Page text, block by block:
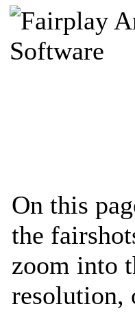
On this
the
zoom into
resolution,